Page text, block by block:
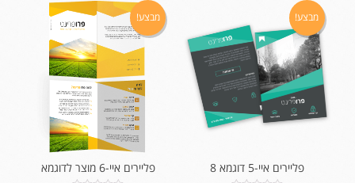
מבצע!
פליירים איי-5 דוגמא 8
מבצע!
פליירים איי-6 מוצר לדוגמא